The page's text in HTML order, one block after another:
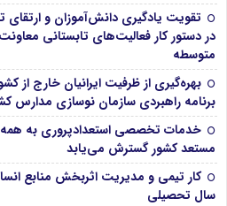
تقویت یادگیری دانش‌آموزان و ارتقای
در دستور کار فعالیت‌های تابستانی
متوسطه
بهره‌گیری از ظرفیت ایرانیان خارج از
برنامه راهبردی سازمان نوسازی مدارس
خدمات تخصصی استعدادپروری به
مستعد کشور گسترش می‌یابد
کار تیمی و مدیریت اثربخش منابع
سال تحصیلی